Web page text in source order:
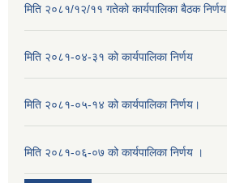
मिति २०८१/१२/११ गतेको कार्यपालिका बैठक निर्णय
मिति २०८१-०४-३१ को कार्यपालिका निर्णय
मिति २०८१-०५-१४ को कार्यपालिका निर्णय।
मिति २०८१-०६-०७ को कार्यपालिका निर्णय ।